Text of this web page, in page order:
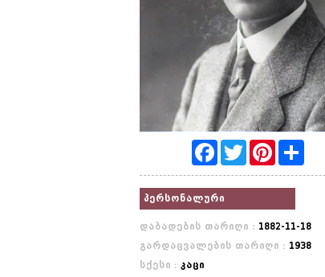
FacebookTwitterPinterest
პერსონალური
დაბადების თარიღი : 1882-11-18
გარდაცვალების თარიღი : 1938
სქესი : კაცი